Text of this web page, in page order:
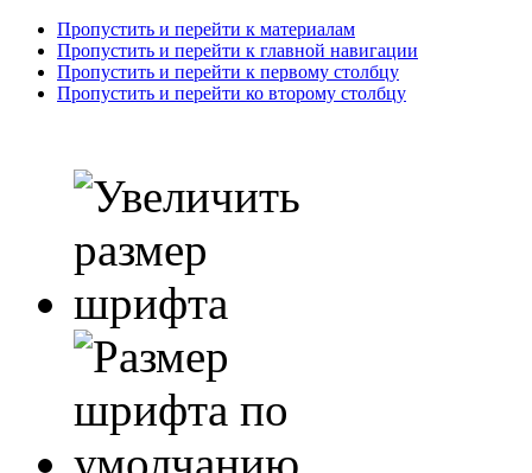
Пропустить и перейти к материалам
Пропустить и перейти к главной навигации
Пропустить и перейти к первому столбцу
Пропустить и перейти ко второму столбцу